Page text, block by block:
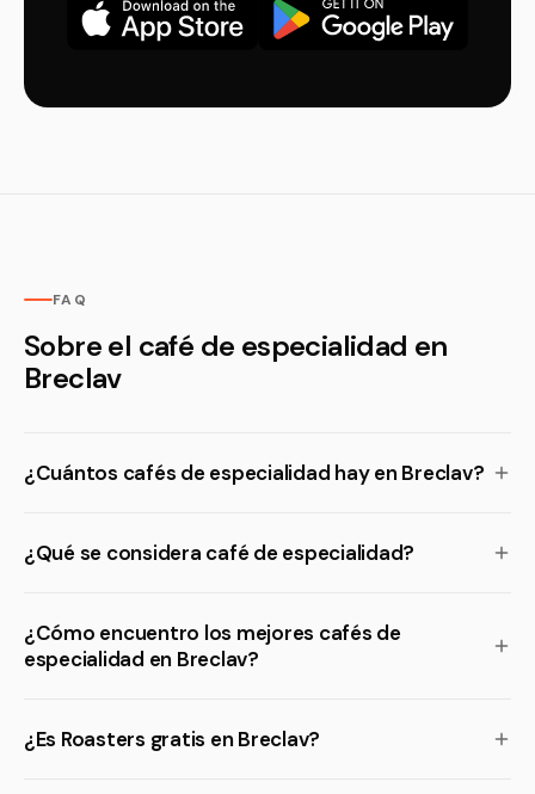
FAQ
Sobre el café de especialidad en
Breclav
¿Cuántos cafés de especialidad hay en Breclav?
¿Qué se considera café de especialidad?
¿Cómo encuentro los mejores cafés de
especialidad en Breclav?
¿Es Roasters gratis en Breclav?